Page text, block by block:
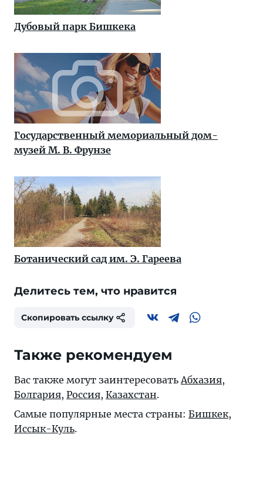
Дубовый парк Бишкека
Государственный мемориальный дом-
музей М. В. Фрунзе
Ботанический сад им. Э. Гареева
Делитесь тем, что нравится
Скопировать ссылку
Также рекомендуем
Вас также могут заинтересоватьАбхазия,
Болгария, Россия, Казахстан.
Самые популярные места страны: Бишкек,
Иссык-Куль.